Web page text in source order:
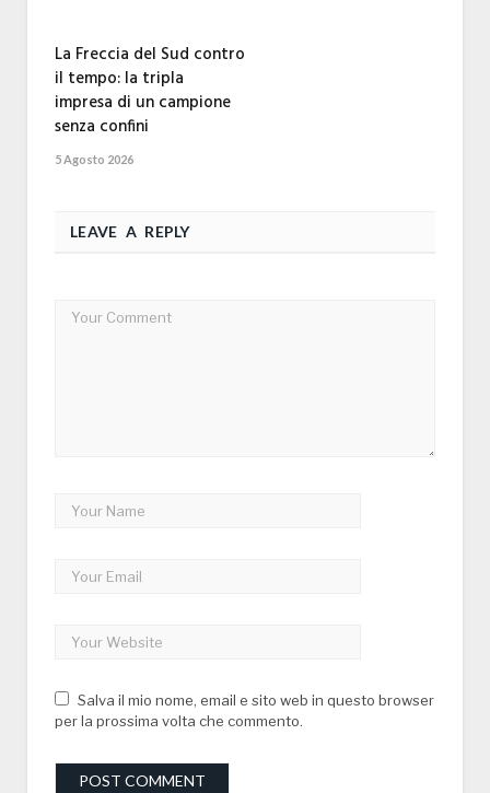
La Freccia del Sud contro
il tempo: la tripla
impresa di un campione
senza confini
5 Agosto 2026
LEAVE A REPLY
Salva il mio nome, email e sito web in questo browser
per la prossima volta che commento.